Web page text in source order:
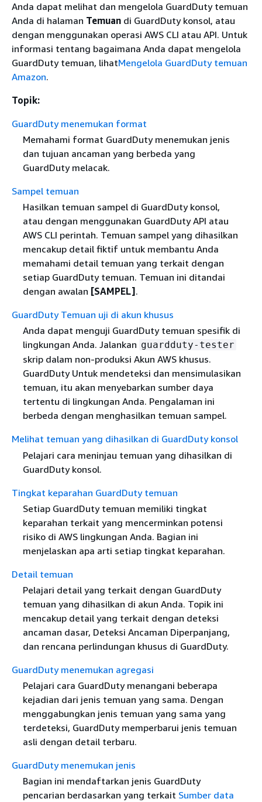
Anda dapat melihat dan mengelola GuardDuty temuan
Anda di halaman Temuan di GuardDuty konsol, atau
dengan menggunakan operasi AWS CLI atau API. Untuk
informasi tentang bagaimana Anda dapat mengelola
GuardDuty temuan, lihatMengelola GuardDuty temuan
Amazon.
Topik:
GuardDuty menemukan format
Memahami format GuardDuty menemukan jenis
dan tujuan ancaman yang berbeda yang
GuardDuty melacak.
Sampel temuan
Hasilkan temuan sampel di GuardDuty konsol,
atau dengan menggunakan GuardDuty API atau
AWS CLI perintah. Temuan sampel yang dihasilkan
mencakup detail fiktif untuk membantu Anda
memahami detail temuan yang terkait dengan
setiap GuardDuty temuan. Temuan ini ditandai
dengan awalan [SAMPEL] .
GuardDuty Temuan uji di akun khusus
Anda dapat menguji GuardDuty temuan spesifik di
lingkungan Anda. Jalankan guardduty-tester
skrip dalam non-produksi Akun AWS khusus.
GuardDuty Untuk mendeteksi dan mensimulasikan
temuan, itu akan menyebarkan sumber daya
tertentu di lingkungan Anda. Pengalaman ini
berbeda dengan menghasilkan temuan sampel.
Melihat temuan yang dihasilkan di GuardDuty konsol
Pelajari cara meninjau temuan yang dihasilkan di
GuardDuty konsol.
Tingkat keparahan GuardDuty temuan
Setiap GuardDuty temuan memiliki tingkat
keparahan terkait yang mencerminkan potensi
risiko di AWS lingkungan Anda. Bagian ini
menjelaskan apa arti setiap tingkat keparahan.
Detail temuan
Pelajari detail yang terkait dengan GuardDuty
temuan yang dihasilkan di akun Anda. Topik ini
mencakup detail yang terkait dengan deteksi
ancaman dasar, Deteksi Ancaman Diperpanjang,
dan rencana perlindungan khusus di GuardDuty.
GuardDuty menemukan agregasi
Pelajari cara GuardDuty menangani beberapa
kejadian dari jenis temuan yang sama. Dengan
menggabungkan jenis temuan yang sama yang
terdeteksi, GuardDuty memperbarui jenis temuan
asli dengan detail terbaru.
GuardDuty menemukan jenis
Bagian ini mendaftarkan jenis GuardDuty
pencarian berdasarkan yang terkait Sumber data